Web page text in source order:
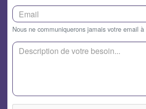
Nous ne communiquerons jamais votre email à